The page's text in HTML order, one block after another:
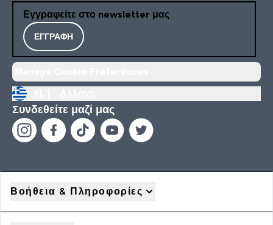
Εγγραφείτε στο newsletter μας
ΕΓΓΡΑΦΉ
Συνδεθείτε μαζί μας
Βοήθεια & Πληροφορίες